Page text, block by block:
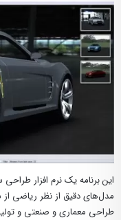
این برنامه یک نرم افزار
مدل‌های دقیق از نظر ریاضی
طراحی معماری و صنعتی و